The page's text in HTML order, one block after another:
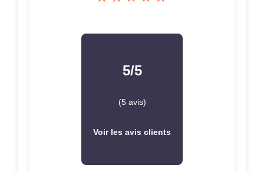
5/5
(5 avis)
Voir les avis clients